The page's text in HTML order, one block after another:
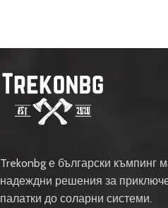
Trekonbg е български къмпинг
надеждни решения за
палатки до соларни системи.